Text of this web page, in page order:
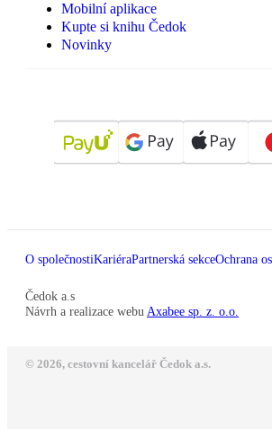
Mobilní aplikace
Kupte si knihu Čedok
Novinky
O společnostiKariéraPartnerská sekceOchrana
Čedok a.s
Návrh a realizace webu Axabee sp. z. o.o.
© 2026, cestovní kancelář Čedok a.s.